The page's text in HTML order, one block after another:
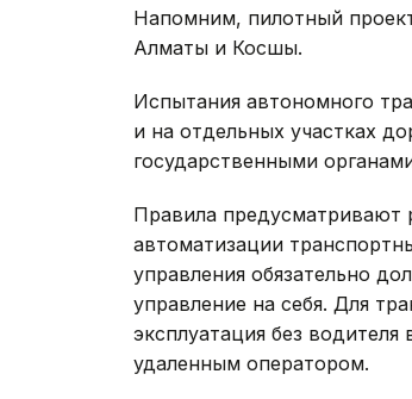
Напомним, пилотный
Алматы и Косшы.
Испытания автономного
и на отдельных участках
государственными
Правила предусматривают
автоматизации
управления обязательно
управление на себя. Для
эксплуатация без
удаленным оператором.